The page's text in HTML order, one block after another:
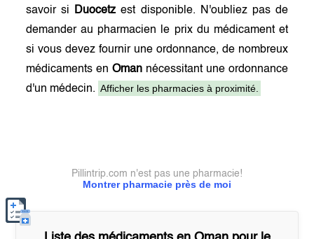
savoir si Duocetz est disponible. N'oubliez pas de
demander au pharmacien le prix du médicament et
si vous devez fournir une ordonnance, de nombreux
médicaments enOman nécessitant une ordonnance
d'un médecin. Afficher les pharmacies à proximité.
Montrer pharmacie près de moi
Pillintrip.com n'est pas une pharmacie!